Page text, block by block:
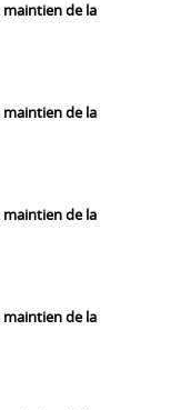
maintien de la
maintien de la
maintien de la
maintien de la